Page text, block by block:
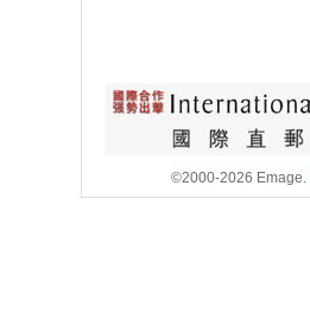
©2000-2026 Emage.